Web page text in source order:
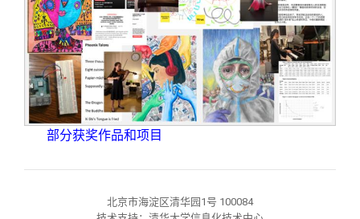
部分获奖作品和项目
北京市海淀区清华园1号 100084